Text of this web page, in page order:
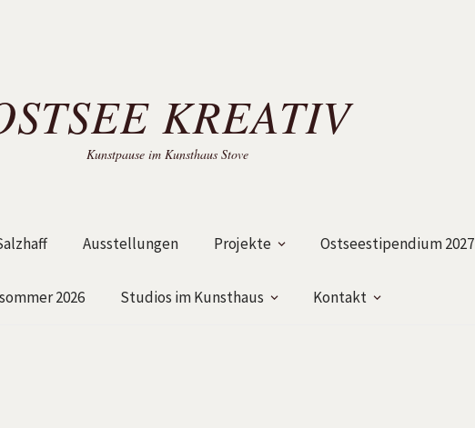
KREATIV
Kunstpause im Kunsthaus Stove
Ausstellungen Projekte Ostseestipendium 2027
2026 Studios im Kunsthaus Kontakt